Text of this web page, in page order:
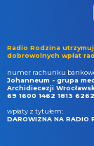
Radio Rodzina
dobrowolnych wpłat
numer rachunku
Johanneum - grupa
Archidiecezji
69 1600 1462 1813
wpłaty z tytułem:
DAROWIZNA NA RADIO